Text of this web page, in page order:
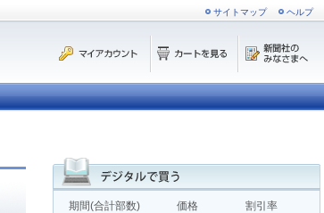
サイトマップ ヘルプ
期間(合計部数) 価格 割引率